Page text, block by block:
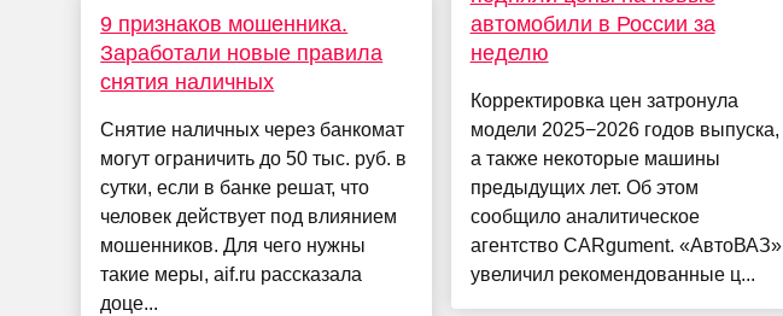
9 признаков мошенника.
Заработали новые правила
снятия наличных
Снятие наличных через банкомат
могут ограничить до 50 тыс. руб. в
сутки, если в банке решат, что
человек действует под влиянием
мошенников. Для чего нужны
такие меры, aif.ru рассказала
доце...
автомобили в России за
неделю
Корректировка цен затронула
модели 2025−2026 годов выпуска,
а также некоторые машины
предыдущих лет. Об этом
сообщило аналитическое
агентство CARgument. «АвтоВАЗ»
увеличил рекомендованные ц...